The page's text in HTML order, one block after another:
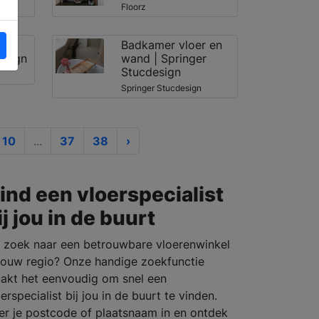
Floorz
Badkamer vloer en
wand | Springer
Stucdesign
Springer Stucdesign
10 ... 37 38 ›
een vloerspecialist
jou in de buurt
zoek naar een betrouwbare vloerenwinkel
regio? Onze handige zoekfunctie
het eenvoudig om snel een
bij jou in de buurt te vinden.
je postcode of plaatsnaam in en ontdek